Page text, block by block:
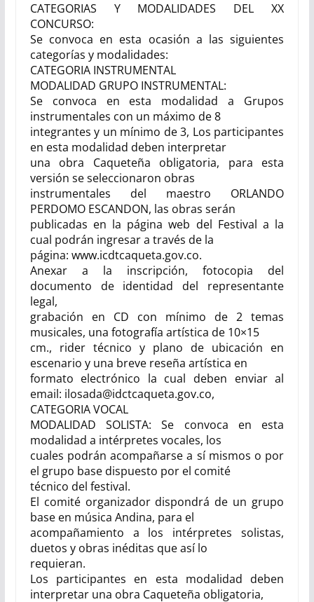
CATEGORIAS Y MODALIDADES DEL XX
CONCURSO:
Se convoca en esta ocasión a las siguientes
categorías y modalidades:
CATEGORIA INSTRUMENTAL
MODALIDAD GRUPO INSTRUMENTAL:
Se convoca en esta modalidad a Grupos
instrumentales con un máximo de 8
integrantes y un mínimo de 3, Los participantes
en esta modalidad deben interpretar
una obra Caqueteña obligatoria, para esta
versión se seleccionaron obras
instrumentales del maestro ORLANDO
PERDOMO ESCANDON, las obras serán
publicadas en la página web del Festival a la
cual podrán ingresar a través de la
página: www.icdtcaqueta.gov.co.
Anexar a la inscripción, fotocopia del
documento de identidad del representante
legal,
grabación en CD con mínimo de 2 temas
musicales, una fotografía artística de 10×15
cm., rider técnico y plano de ubicación en
escenario y una breve reseña artística en
formato electrónico la cual deben enviar al
email: ilosada@idctcaqueta.gov.co,
CATEGORIA VOCAL
MODALIDAD SOLISTA:Se convoca en esta
modalidad a intérpretes vocales, los
cuales podrán acompañarse a sí mismos o por
el grupo base dispuesto por el comité
técnico del festival.
El comité organizador dispondrá de un grupo
base en música Andina, para el
acompañamiento a los intérpretes solistas,
duetos y obras inéditas que así lo
requieran.
Los participantes en esta modalidad deben
interpretar una obra Caqueteña obligatoria,